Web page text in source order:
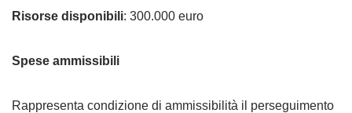
Risorse disponibili: 300.000 euro
Spese ammissibili
Rappresenta condizione di ammissibilità il perseguimento